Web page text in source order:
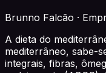
Brunno Falcão ·
A dieta do
mediterrâneo, sabe-
integrais, fibras,